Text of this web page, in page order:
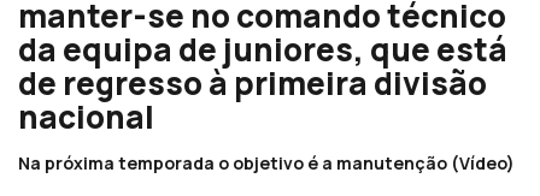
manter-se no comando técnico
da equipa de juniores, que está
de regresso à primeira divisão
nacional
Na próxima temporada o objetivo é a manutenção (Vídeo)